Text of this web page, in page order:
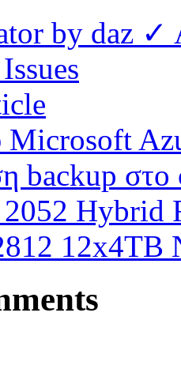
by daz ✓
backup στο
Hybrid
12x4TB